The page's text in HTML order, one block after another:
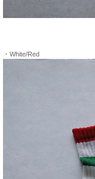
・White/Red